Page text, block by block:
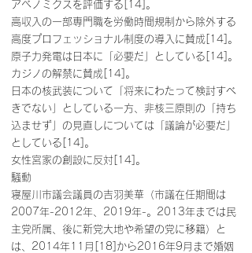
アベノミクスを評価する[14]。
高収入の一部専門職を労働時間規制から除外する
高度プロフェッショナル制度の導入に賛成[14]。
原子力発電は日本に「必要だ」としている[14]。
カジノの解禁に賛成[14]。
日本の核武装について「将来にわたって検討すべ
きでない」としている一方、非核三原則の「持ち
込ませず」の見直しについては「議論が必要だ」
としている[14]。
女性宮家の創設に反対[14]。
騒動
寝屋川市議会議員の吉羽美華（市議在任期間は
2007年-2012年、2019年-。2013年までは民
主党所属、後に新党大地や希望の党に移籍）と
は、2014年11月[18]から2016年9月まで婚姻